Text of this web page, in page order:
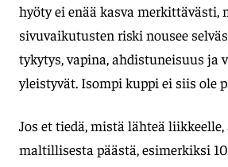
hyöty ei enää kasva merkittävästi,
sivuvaikutusten riski nousee
tykytys, vapina, ahdistuneisuus ja
yleistyvät. Isompi kuppi ei siis ole
Jos et tiedä, mistä lähteä liikkeelle,
maltillisesta päästä, esimerkiksi